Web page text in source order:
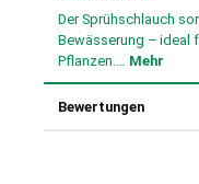
Der Sprühschlauch
Bewässerung – ideal
Pflanzen.… Mehr
Bewertungen